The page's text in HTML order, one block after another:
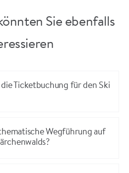
Sie ebenfalls
Ticketbuchung für den Ski
Wegführung auf